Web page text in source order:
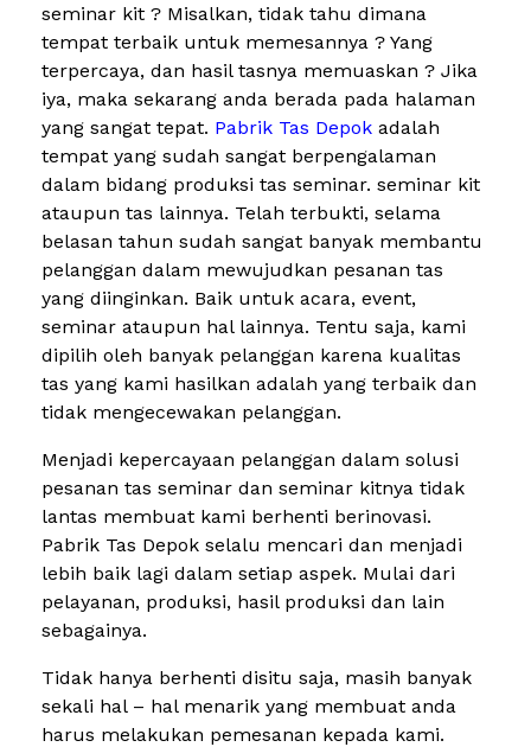
seminar kit ? Misalkan, tidak tahu dimana
tempat terbaik untuk memesannya ? Yang
terpercaya, dan hasil tasnya memuaskan ? Jika
iya, maka sekarang anda berada pada halaman
yang sangat tepat. Pabrik Tas Depok adalah
tempat yang sudah sangat berpengalaman
dalam bidang produksi tas seminar. seminar kit
ataupun tas lainnya. Telah terbukti, selama
belasan tahun sudah sangat banyak membantu
pelanggan dalam mewujudkan pesanan tas
yang diinginkan. Baik untuk acara, event,
seminar ataupun hal lainnya. Tentu saja, kami
dipilih oleh banyak pelanggan karena kualitas
tas yang kami hasilkan adalah yang terbaik dan
tidak mengecewakan pelanggan.
Menjadi kepercayaan pelanggan dalam solusi
pesanan tas seminar dan seminar kitnya tidak
lantas membuat kami berhenti berinovasi.
Pabrik Tas Depok selalu mencari dan menjadi
lebih baik lagi dalam setiap aspek. Mulai dari
pelayanan, produksi, hasil produksi dan lain
sebagainya.
Tidak hanya berhenti disitu saja, masih banyak
sekali hal – hal menarik yang membuat anda
harus melakukan pemesanan kepada kami.